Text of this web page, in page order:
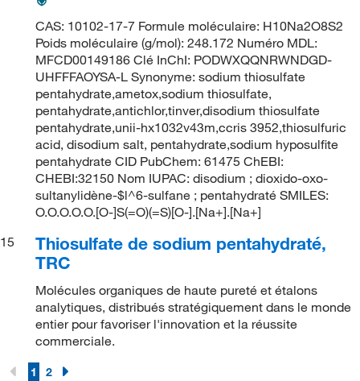
CAS: 10102-17-7 Formule moléculaire: H10Na2O8S2
Poids moléculaire (g/mol): 248.172 Numéro MDL:
MFCD00149186 Clé InChI: PODWXQQNRWNDGD-
UHFFFAOYSA-L Synonyme: sodium thiosulfate
pentahydrate,ametox,sodium thiosulfate,
pentahydrate,antichlor,tinver,disodium thiosulfate
pentahydrate,unii-hx1032v43m,ccris 3952,thiosulfuric
acid, disodium salt, pentahydrate,sodium hyposulfite
pentahydrate CID PubChem: 61475 ChEBI:
CHEBI:32150 Nom IUPAC: disodium ; dioxido-oxo-
sultanylidène-$l^6-sulfane ; pentahydraté SMILES:
O.O.O.O.O.[O-]S(=O)(=S)[O-].[Na+].[Na+]
15
Thiosulfate de sodium pentahydraté,
TRC
Molécules organiques de haute pureté et étalons
analytiques, distribués stratégiquement dans le monde
entier pour favoriser l'innovation et la réussite
commerciale.
1 2